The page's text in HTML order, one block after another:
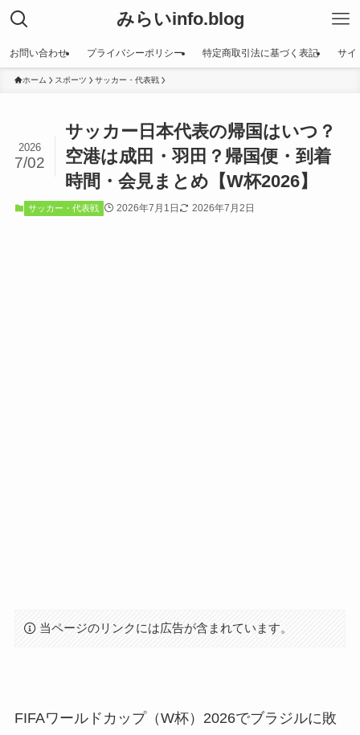
みらいinfo.blog
お問い合わせ プライバシーポリシー 特定商取引法に基づく表記 サイ
ホーム スポーツ サッカー・代表戦
サッカー日本代表の帰国はいつ？
空港は成田・羽田？帰国便・到着
時間・会見まとめ【W杯2026】
2026
7/02
サッカー・代表戦 2026年7月1日 2026年7月2日
当ページのリンクには広告が含まれています。
FIFAワールドカップ（W杯）2026でブラジルに敗